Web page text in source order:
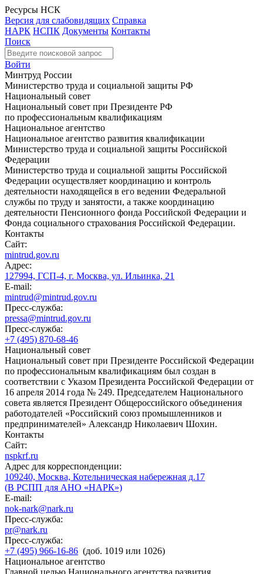
Ресурсы НСК
Версия для слабовидящих Справка
НАРК НСПК Документы Контакты
Поиск
Войти
Минтруд России
Министерство труда и социальной защиты РФ
Национальный совет
Национальный совет при Президенте РФ
по профессиональным квалификациям
Национальное агентство
Национальное агентство развития квалификации
Министерство труда и социальной защиты Российской
Федерации
Министерство труда и социальной защиты Российской
Федерации осуществляет координацию и контроль
деятельности находящейся в его ведении Федеральной
службы по труду и занятости, а также координацию
деятельности Пенсионного фонда Российской Федерации и
Фонда социального страхования Российской Федерации.
Контакты
Сайт:
mintrud.gov.ru
Адрес:
127994, ГСП-4, г. Москва, ул. Ильинка, 21
E-mail:
mintrud@mintrud.gov.ru
Пресс-служба:
pressa@mintrud.gov.ru
Пресс-служба:
+7 (495) 870-68-46
Национальный совет
Национальный совет при Президенте Российской Федерации
по профессиональным квалификациям был создан в
соответствии с Указом Президента Российской Федерации от
16 апреля 2014 года № 249. Председателем Национального
совета является Президент Общероссийского объединения
работодателей «Российский союз промышленников и
предпринимателей» Александр Николаевич Шохин.
Контакты
Сайт:
nspkrf.ru
Адрес для корреспонденции:
109240, Москва, Котельническая набережная д.17
(В РСПП для АНО «НАРК»)
E-mail:
nok-nark@nark.ru
Пресс-служба:
pr@nark.ru
Пресс-служба:
+7 (495) 966-16-86 (доб. 1019 или 1026)
Национальное агентство
Главной целью Национального агентства развития